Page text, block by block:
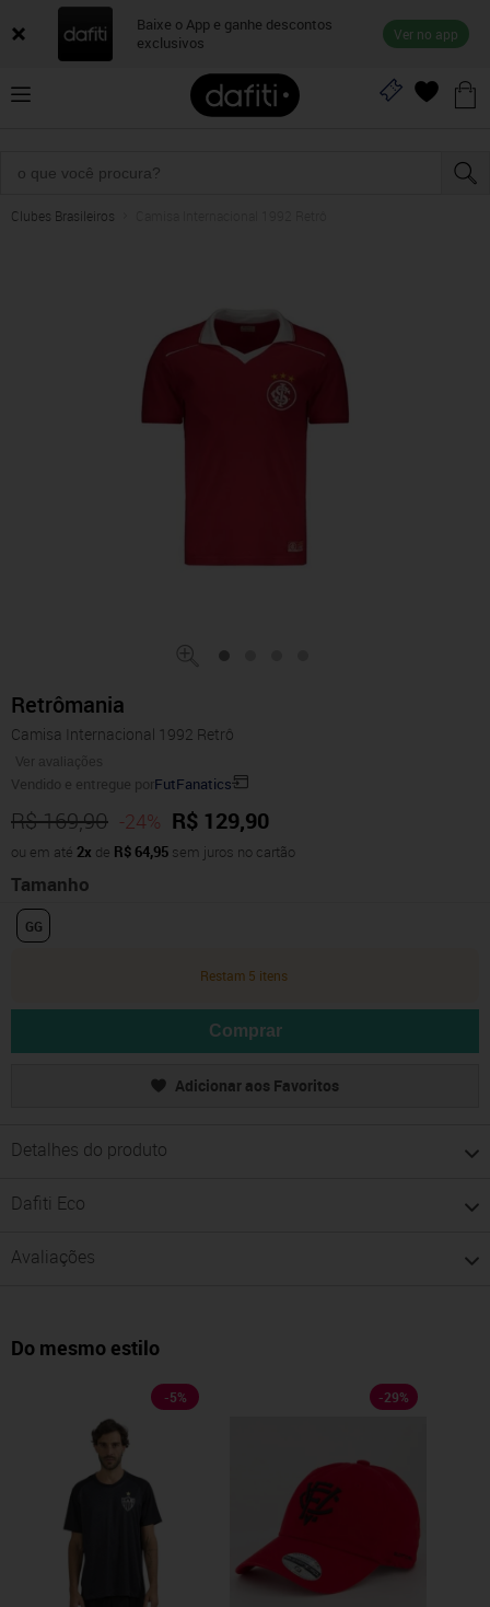
Baixe o App e ganhe descontos
exclusivos
Ver no app
Clubes Brasileiros
Retrômania
Camisa Internacional 1992 Retrô
Ver avaliações
Vendido e entregue porFutFanatics
R$ 169,90 -24% R$ 129,90
ou em até 2x de R$ 64,95 sem juros no cartão
Tamanho
GG
Restam 5 itens
Comprar
Adicionar aos Favoritos
Detalhes do produto
Dafiti Eco
Avaliações
Do mesmo estilo
-5% -29%